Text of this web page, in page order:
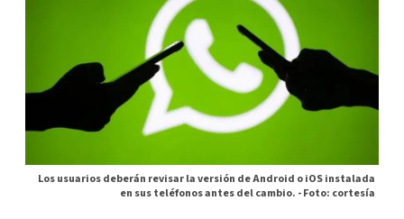
Los usuarios deberán revisar la versión de Android o iOS instalada
en sus teléfonos antes del cambio. -Foto: cortesía